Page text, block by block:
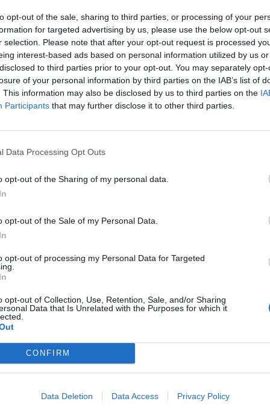
opt-out of the sale, sharing to third parties, or processing of your
for targeted advertising by us, please use the below opt-out
selection. Please note that after your opt-out request is processed
interest-based ads based on personal information utilized by us
to third parties prior to your opt-out. You may separately
of your personal information by third parties on the IAB’s list of
This information may also be disclosed by us to third parties on the
Participants that may further disclose it to other third parties.
Data Processing Opt Outs
opt-out of the Sharing of my personal data.
opt-out of the Sale of my Personal Data.
opt-out of processing my Personal Data for Targeted
opt-out of Collection, Use, Retention, Sale, and/or Sharing
Data that Is Unrelated with the Purposes for which it
CONFIRM
Data Deletion Data Access Privacy Policy
του CRETALIVE
ΕΊΔΗΣΗ
φλόγες (Βίντεο)
μάχη με τις φλόγες (Βίντεο)
Σητεία: Φωτιά στα Αχλάδια, δύσκολη μάχη με τις φλόγες
Σητεία: Φωτιά στα Αχλάδια,
Βίντεο
πολύ υψηλός κίνδυνος πυρκαγιάς!
Κρήτη - Ζέστη και πολύ υψηλός κίνδυνος πυρκαγιάς!
Μεταναστευτικό: Σύλληψη 18χρονου διακινητή για
Μεταναστευτικό: Σύλληψη
"καραβιά" στον Τσούτσουρα